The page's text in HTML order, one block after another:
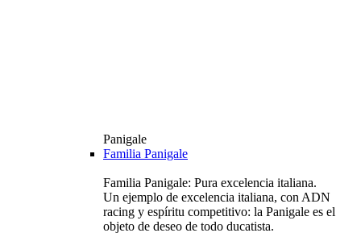
Panigale
Familia Panigale
Familia Panigale: Pura excelencia italiana.
Un ejemplo de excelencia italiana, con ADN
racing y espíritu competitivo: la Panigale es el
objeto de deseo de todo ducatista.